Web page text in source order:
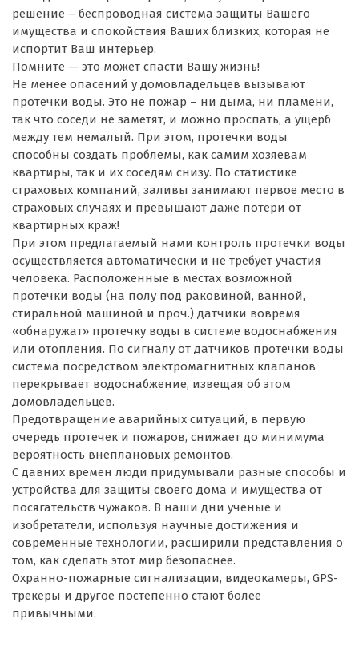
решение – беспроводная система защиты Вашего
имущества и спокойствия Ваших близких, которая не
испортит Ваш интерьер.
Помните — это может спасти Вашу жизнь!
Не менее опасений у домовладельцев вызывают
протечки воды. Это не пожар – ни дыма, ни пламени,
так что соседи не заметят, и можно проспать, а ущерб
между тем немалый. При этом, протечки воды
способны создать проблемы, как самим хозяевам
квартиры, так и их соседям снизу. По статистике
страховых компаний, заливы занимают первое место в
страховых случаях и превышают даже потери от
квартирных краж!
При этом предлагаемый нами контроль протечки воды
осуществляется автоматически и не требует участия
человека. Расположенные в местах возможной
протечки воды (на полу под раковиной, ванной,
стиральной машиной и проч.) датчики вовремя
«обнаружат» протечку воды в системе водоснабжения
или отопления. По сигналу от датчиков протечки воды
система посредством электромагнитных клапанов
перекрывает водоснабжение, извещая об этом
домовладельцев.
Предотвращение аварийных ситуаций, в первую
очередь протечек и пожаров, снижает до минимума
вероятность внеплановых ремонтов.
С давних времен люди придумывали разные способы и
устройства для защиты своего дома и имущества от
посягательств чужаков. В наши дни ученые и
изобретатели, используя научные достижения и
современные технологии, расширили представления о
том, как сделать этот мир безопаснее.
Охранно-пожарные сигнализации, видеокамеры, GPS-
трекеры и другое постепенно стают более
привычными.